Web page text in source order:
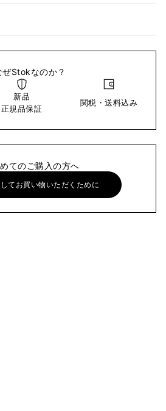
ぜStokなのか？
新品
正規品保証
関税・送料込み
てのご購入の方へ
てお買い物いただくために